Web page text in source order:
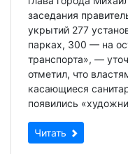
заседания
укрытий 277
парках, 300 — на
транспорта», —
отметил, что
касающиеся
появились
Читать